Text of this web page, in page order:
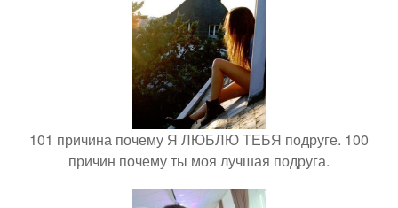
101 причина почему Я ЛЮБЛЮ ТЕБЯ подруге. 100
причин почему ты моя лучшая подруга.